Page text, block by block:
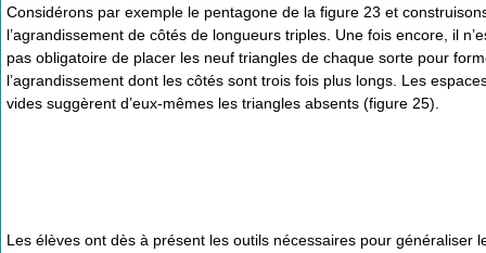
Considérons par exemple le pentagone de la figure 23 et
l’agrandissement de côtés de longueurs triples. Une fois encore, il
pas obligatoire de placer les neuf triangles de chaque sorte pour
l’agrandissement dont les côtés sont trois fois plus longs. Les
vides suggèrent d’eux-mêmes les triangles absents (figure 25).
Les élèves ont dès à présent les outils nécessaires pour